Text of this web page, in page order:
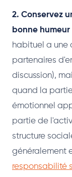
2. Conservez
bonne
habituel a une
partenaires
discussion),
quand la
émotionnel
partie de
structure
généralement
responsabilité